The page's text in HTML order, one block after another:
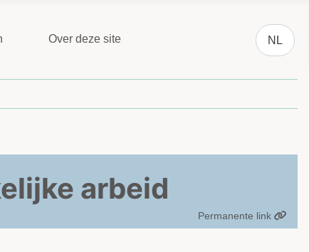
Over deze site
Selecteer
NL
arbeid
Permanente link